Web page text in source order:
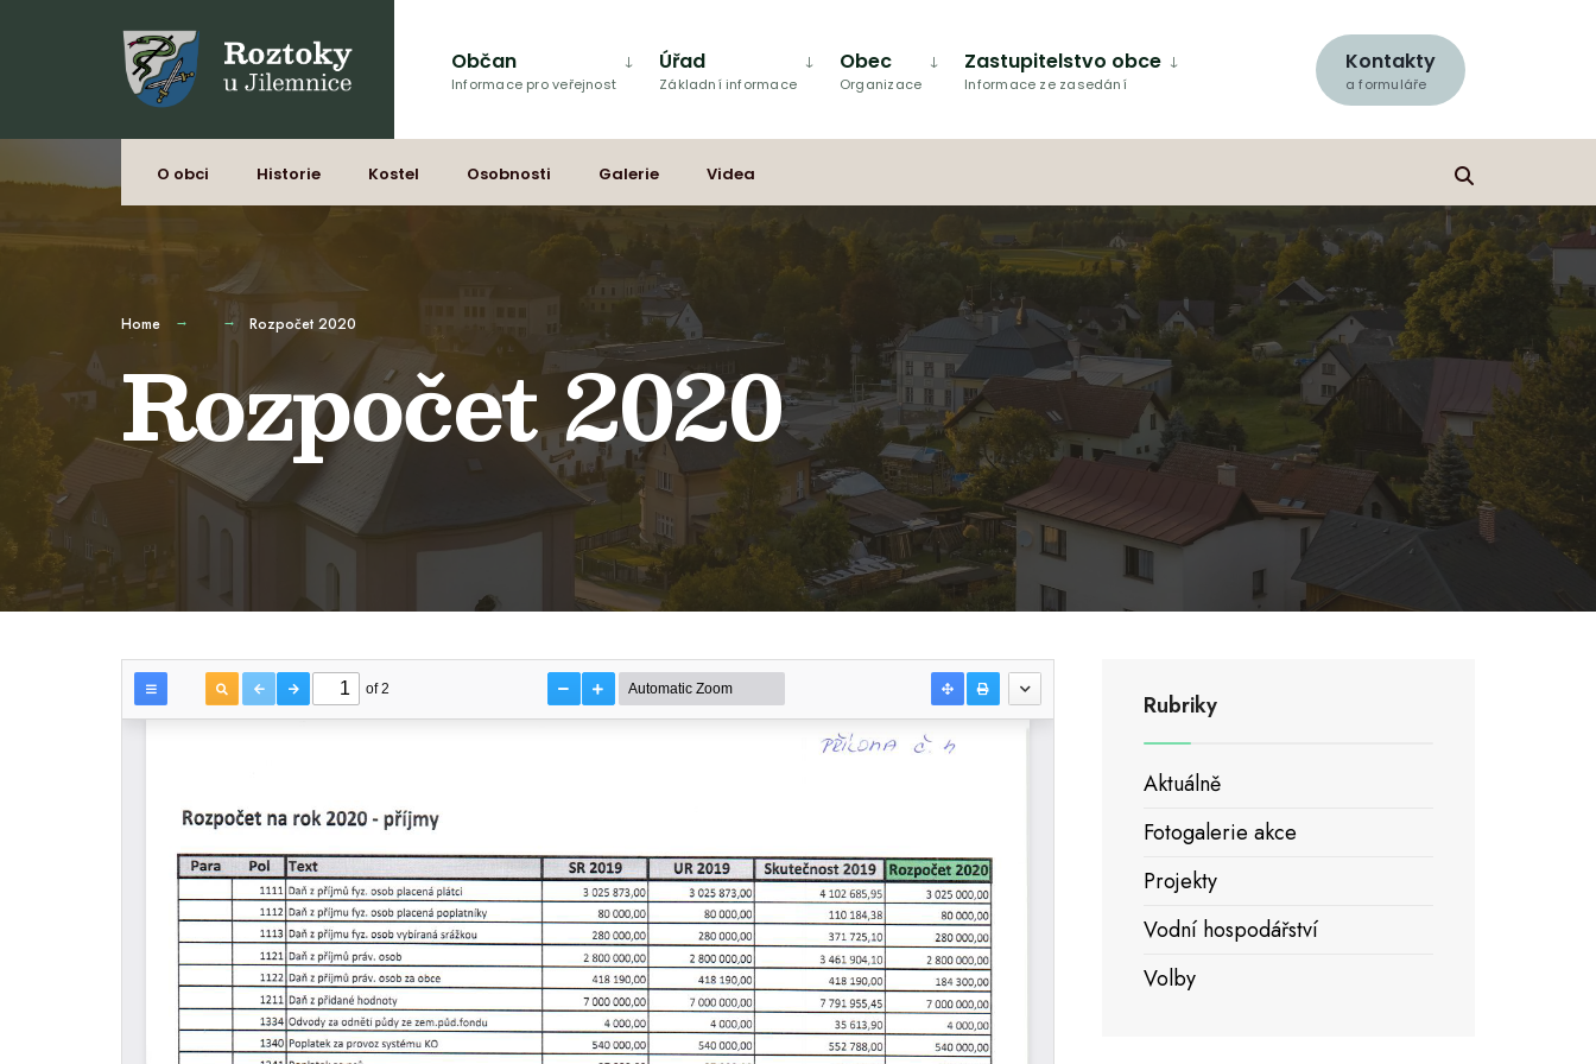
Kontakty
a formuláře
Občan
Informace pro veřejnost
Úřad
Základní informace
Obec
Organizace
Zastupitelstvo obce
Informace ze zasedání
O obci Historie Kostel Osobnosti Galerie Videa
Home Rozpočet 2020
Rozpočet 2020
Rubriky
Aktuálně
Fotogalerie akce
Projekty
Vodní hospodářství
Volby